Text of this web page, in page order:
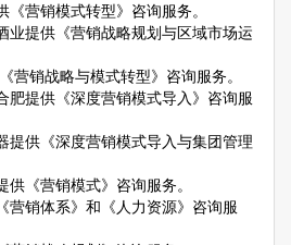
营销模式转型》咨询服务。
业提供《营销战略规划与区域市场运
营销战略与模式转型》咨询服务。
肥提供《深度营销模式导入》咨询服
提供《深度营销模式导入与集团管理
《营销模式》咨询服务。
营销体系》和《人力资源》咨询服